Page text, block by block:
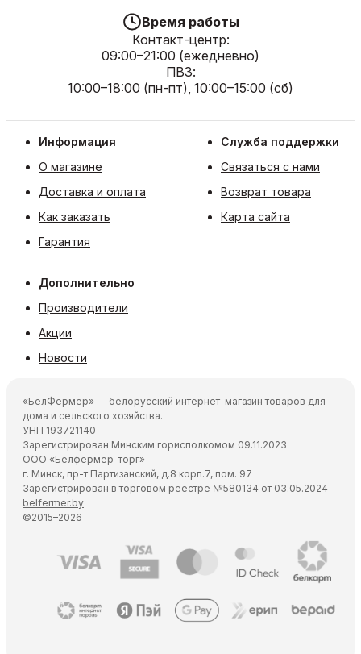
Время работы
Контакт-центр:
09:00–21:00 (ежедневно)
ПВЗ:
10:00–18:00 (пн-пт), 10:00–15:00 (сб)
Информация
О магазине
Доставка и оплата
Как заказать
Гарантия
Служба поддержки
Связаться с нами
Возврат товара
Карта сайта
Дополнительно
Производители
Акции
Новости
«БелФермер» — белорусский интернет-магазин товаров для
дома и сельского хозяйства.
УНП 193721140
Зарегистрирован Минским горисполкомом 09.11.2023
ООО «Белфермер-торг»
г. Минск, пр-т Партизанский, д.8 корп.7, пом. 97
Зарегистрирован в торговом реестре №580134 от 03.05.2024
belfermer.by
©2015–2026